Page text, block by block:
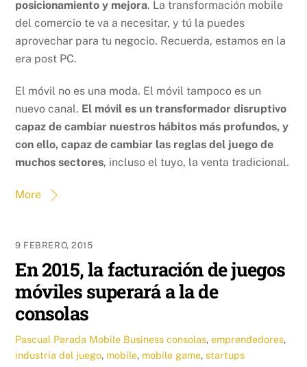
posicionamiento y mejora. La transformación mobile
del comercio te va a necesitar, y tú la puedes
aprovechar para tu negocio. Recuerda, estamos en la
era post PC.
El móvil no es una moda. El móvil tampoco es un
nuevo canal. El móvil es un transformador disruptivo
capaz de cambiar nuestros hábitos más profundos, y
con ello, capaz de cambiar las reglas del juego de
muchos sectores, incluso el tuyo, la venta tradicional.
More
9 FEBRERO, 2015
En 2015, la facturación de juegos
móviles superará a la de
consolas
Pascual Parada Mobile Business consolas,emprendedores,
industria del juego, mobile, mobile game,startups